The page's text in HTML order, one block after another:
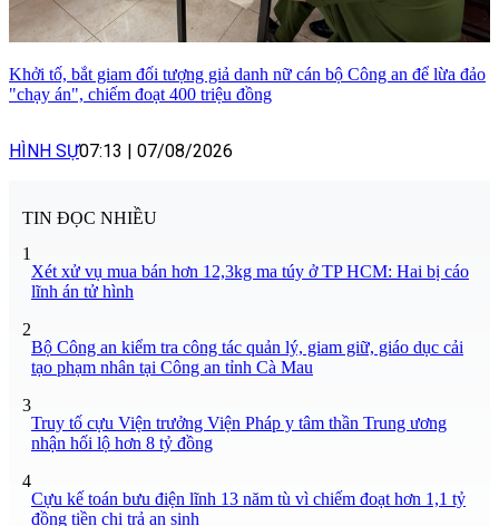
Khởi tố, bắt giam đối tượng giả danh nữ cán bộ Công an để lừa đảo
"chạy án", chiếm đoạt 400 triệu đồng
HÌNH SỰ07:13 | 07/08/2026
TIN ĐỌC NHIỀU
1
Xét xử vụ mua bán hơn 12,3kg ma túy ở TP HCM: Hai bị cáo
lĩnh án tử hình
2
Bộ Công an kiểm tra công tác quản lý, giam giữ, giáo dục cải
tạo phạm nhân tại Công an tỉnh Cà Mau
3
Truy tố cựu Viện trưởng Viện Pháp y tâm thần Trung ương
nhận hối lộ hơn 8 tỷ đồng
4
Cựu kế toán bưu điện lĩnh 13 năm tù vì chiếm đoạt hơn 1,1 tỷ
đồng tiền chi trả an sinh